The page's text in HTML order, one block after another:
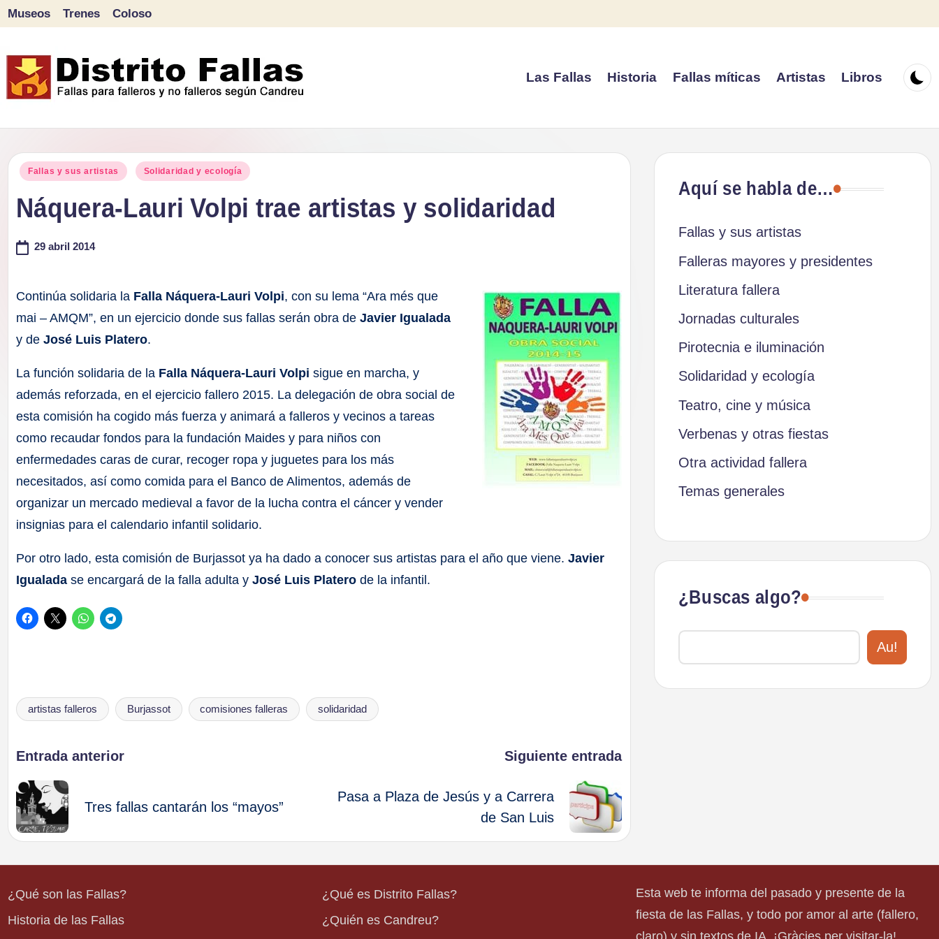
contenido
Museos Trenes Coloso
Las Fallas Historia Fallas míticas Artistas Libros
Publicado
Fallas y sus artistas Solidaridad y ecología
Náquera-Lauri Volpi trae artistas y solidaridad
29 abril 2014
Continúa solidaria la Falla Náquera-Lauri Volpi, con su lema “Ara més que
mai – AMQM”, en un ejercicio donde sus fallas serán obra deJavier Igualada
y deJosé Luis Platero.
La función solidaria de la Falla Náquera-Lauri Volpi sigue en marcha, y
además reforzada, en el ejercicio fallero 2015. La delegación de obra social de
esta comisión ha cogido más fuerza y animará a falleros y vecinos a tareas
como recaudar fondos para la fundación Maides y para niños con
enfermedades caras de curar, recoger ropa y juguetes para los más
necesitados, así como comida para el Banco de Alimentos, además de
organizar un mercado medieval a favor de la lucha contra el cáncer y vender
insignias para el calendario infantil solidario.
Por otro lado, esta comisión de Burjassot ya ha dado a conocer sus artistas para el año que viene.Javier
Igualada se encargará de la falla adulta yJosé Luis Platero de la infantil.
Etiquetas:
artistas falleros Burjassot comisiones falleras solidaridad
Navegación
de
entradas
Entrada anterior
Tres fallas cantarán los “mayos”
Siguiente entrada
Pasa a Plaza de Jesús y a Carrera
de San Luis
Aquí se habla de…
Fallas y sus artistas
Falleras mayores y presidentes
Literatura fallera
Jornadas culturales
Pirotecnia e iluminación
Solidaridad y ecología
Teatro, cine y música
Verbenas y otras fiestas
Otra actividad fallera
Temas generales
¿Buscas algo?
Au!
¿Qué son las Fallas?
Historia de las Fallas
¿Qué es Distrito Fallas?
¿Quién es Candreu?
Esta web te informa del pasado y presente de la
fiesta de las Fallas, y todo por amor al arte (fallero,
claro) y sin textos de IA. ¡Gràcies per visitar-la!